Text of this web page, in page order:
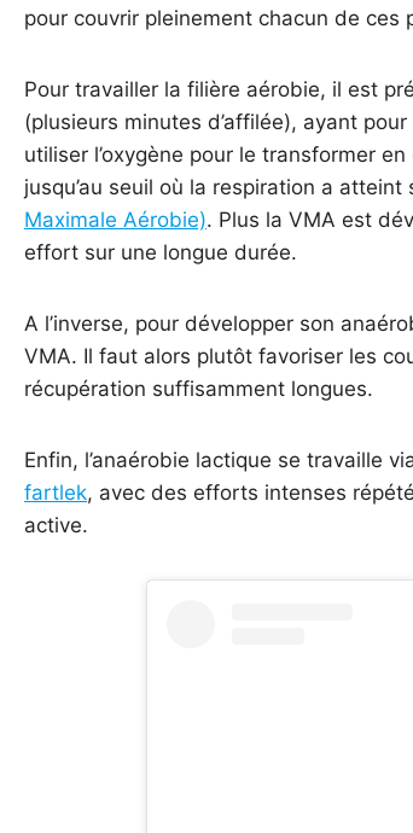
pour couvrir pleinement chacun de ces
Pour travailler la filière aérobie, il est
(plusieurs minutes d’affilée), ayant
utiliser l’oxygène pour le transformer
jusqu’au seuil où la respiration a
Maximale Aérobie). Plus la VMA est
effort sur une longue durée.
A l’inverse, pour développer son
VMA. Il faut alors plutôt favoriser les
récupération suffisamment longues.
Enfin, l’anaérobie lactique se travaille
fartlek, avec des efforts intenses
active.